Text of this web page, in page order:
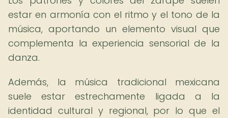
estar en armonía con el ritmo y el tono de la
música, aportando un elemento visual que
complementa la experiencia sensorial de la
danza.
Además, la música tradicional mexicana
suele estar estrechamente ligada a la
identidad cultural y regional, por lo que el